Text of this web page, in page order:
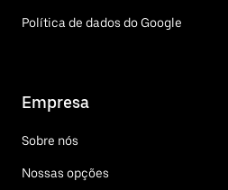
Política de dados do Google
Empresa
Sobre nós
Nossas opções